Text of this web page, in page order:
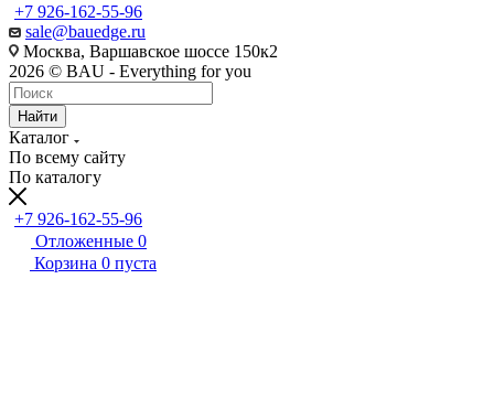
+7 926-162-55-96
sale@bauedge.ru
Москва, Варшавское шоссе 150к2
2026 © BAU - Everything for you
Найти
Каталог
По всему сайту
По каталогу
+7 926-162-55-96
Отложенные 0
Корзина 0 пуста